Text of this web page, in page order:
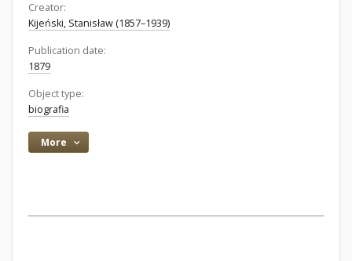
Creator:
Kijeński, Stanisław (1857–1939)
Publication date:
1879
Object type:
biografia
More